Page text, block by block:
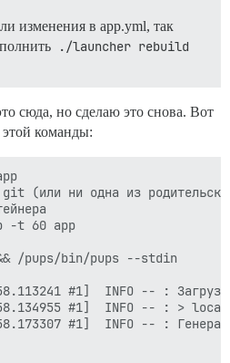
изменения в app.yml, так
./launcher rebuild
сюда, но сделаю это снова. Вот
команды:
(или ни одна из
-t 60 app
/pups/bin/pups --stdin
#1]  INFO -- :
#1]  INFO -- : >
#1]  INFO -- :